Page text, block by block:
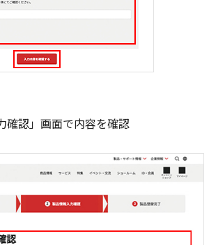
確認」画面で内容を確認